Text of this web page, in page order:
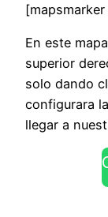
[mapsmarker
En este
superior
solo dando
configurara
llegar a